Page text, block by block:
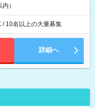
）
/ 10名以上の大量募集
詳細へ